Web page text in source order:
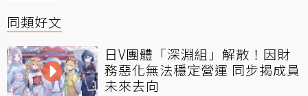
同類好文
日V團體「深淵組」解散！因財
務惡化無法穩定營運 同步揭成員
未來去向